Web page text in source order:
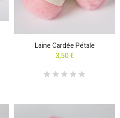
Laine Cardée Pétale
3,50 €